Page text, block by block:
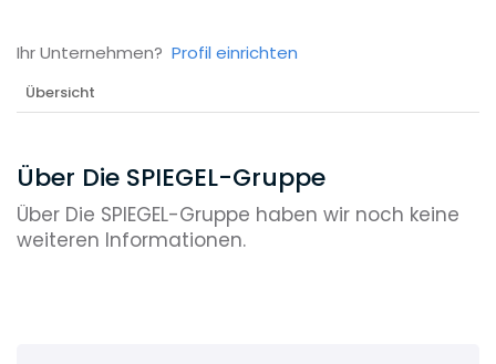
Ihr Unternehmen? Profil einrichten
Übersicht
Über Die SPIEGEL-Gruppe
Über Die SPIEGEL-Gruppe haben wir noch keine
weiteren Informationen.